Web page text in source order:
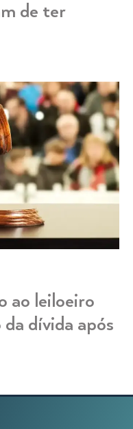
de ter
ao leiloeiro
dívida após